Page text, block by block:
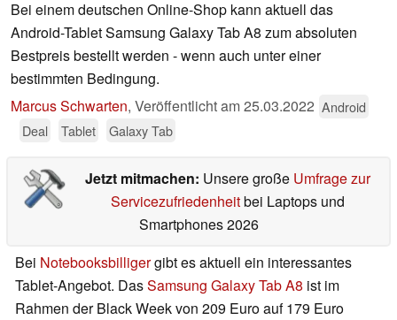
Bei einem deutschen Online-Shop kann aktuell das
Android-Tablet Samsung Galaxy Tab A8 zum absoluten
Bestpreis bestellt werden - wenn auch unter einer
bestimmten Bedingung.
Marcus Schwarten, Veröffentlicht am25.03.2022 Android
Deal
Tablet Galaxy Tab
Jetzt mitmachen: Unsere große Umfrage zur
Servicezufriedenheitbei Laptops und
Smartphones 2026
Bei Notebooksbilligergibt es aktuell ein interessantes
Tablet-Angebot. DasSamsung Galaxy Tab A8 ist im
Rahmen der Black Week von 209 Euro auf 179 Euro